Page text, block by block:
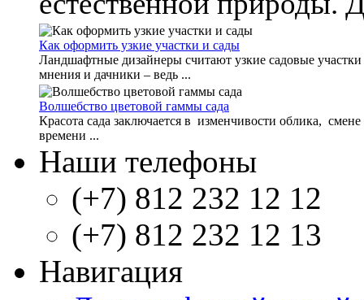
Как оформить узкие участки и сады
Ландшафтные дизайнеры считают узкие садовые
мнения и дачники – ведь ...
Волшебство цветовой гаммы сада
Красота сада заключается в изменчивости облика,
времени ...
Наши телефоны
(+7) 812 232 12 12
(+7) 812 232 12 13
Навигация